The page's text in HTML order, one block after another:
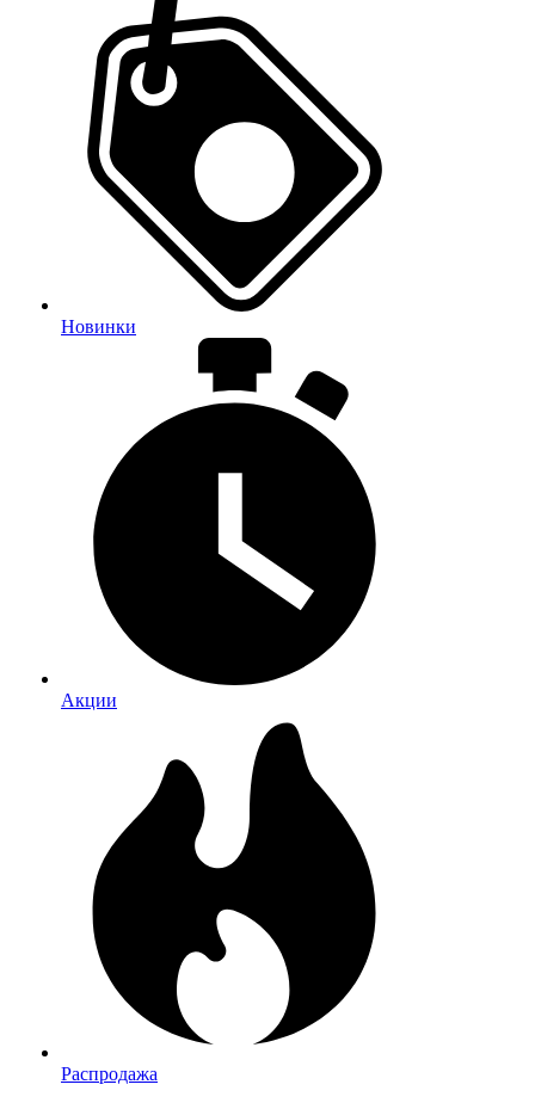
Новинки
Акции
Распродажа